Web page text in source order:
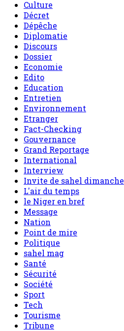
Culture
Décret
Dépêche
Diplomatie
Discours
Dossier
Economie
Edito
Education
Entretien
Environnement
Etranger
Fact-Checking
Gouvernance
Grand Reportage
International
Interview
Invite de sahel dimanche
L'air du temps
le Niger en bref
Message
Nation
Point de mire
Politique
sahel mag
Santé
Sécurité
Société
Sport
Tech
Tourisme
Tribune